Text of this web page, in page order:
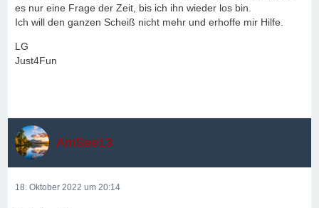
es nur eine Frage der Zeit, bis ich ihn wieder los bin.
Ich will den ganzen Scheiß nicht mehr und erhoffe mir Hilfe.
LG
Just4Fun
AmSee13
18. Oktober 2022 um 20:14